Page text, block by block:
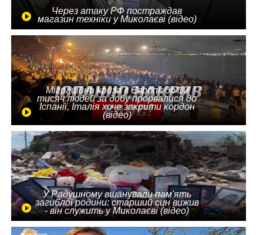
Через атаку РФ постраждав
магазин техніки у Миколаєві (відео)
Міграційна криза в Європі: до 10
тисяч людей за добу прорвалися до
Іспанії, Італія хоче закрити кордон
(відео)
У Радушному вшанували пам'ять
загиблої родини: старший син вижив
- він служить у Миколаєві (відео)